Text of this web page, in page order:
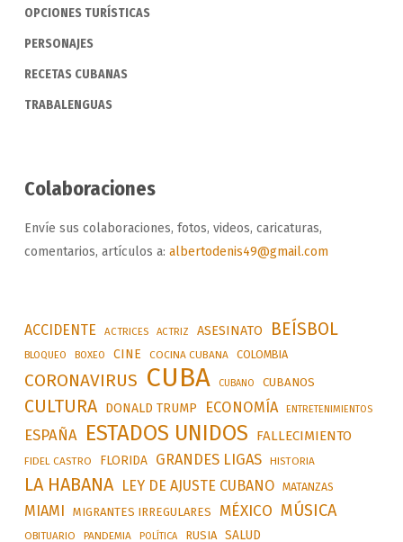
OPCIONES TURÍSTICAS
PERSONAJES
RECETAS CUBANAS
TRABALENGUAS
Colaboraciones
Envíe sus colaboraciones, fotos, videos, caricaturas,
comentarios, artículos a: albertodenis49@gmail.com
ACCIDENTE ACTRICES ACTRIZ ASESINATO BEÍSBOL
BLOQUEO BOXEO CINE COCINA CUBANA COLOMBIA
CORONAVIRUS CUBA CUBANO CUBANOS
CULTURA DONALD TRUMP ECONOMÍA ENTRETENIMIENTOS
ESPAÑA ESTADOS UNIDOS FALLECIMIENTO
FIDEL CASTRO FLORIDA GRANDES LIGAS HISTORIA
LA HABANA LEY DE AJUSTE CUBANO MATANZAS
MIAMI MIGRANTES IRREGULARES MÉXICO MÚSICA
OBITUARIO PANDEMIA POLÍTICA RUSIA SALUD